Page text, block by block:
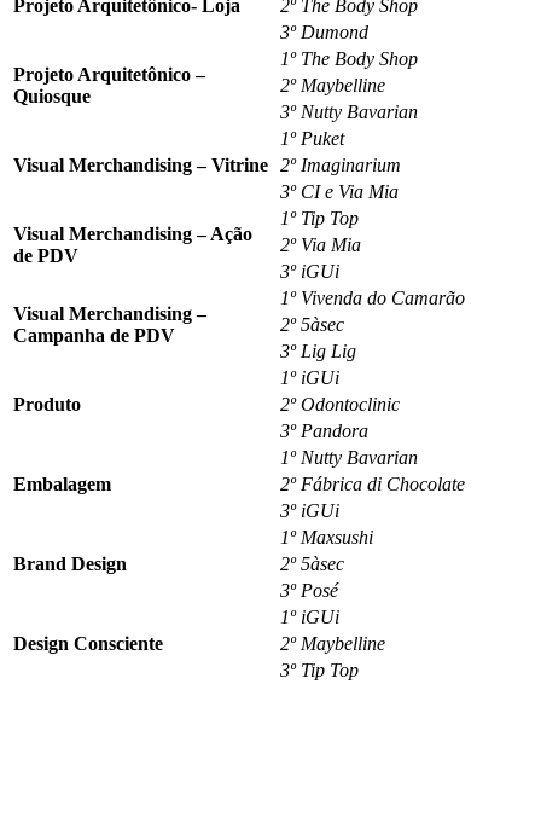
Projeto Arquitetônico- Loja
2º The Body Shop
3º Dumond
Projeto Arquitetônico –
Quiosque
1º The Body Shop
2º Maybelline
3º Nutty Bavarian
Visual Merchandising – Vitrine
1º Puket
2º Imaginarium
3º CI e Via Mia
Visual Merchandising – Ação
de PDV
1º Tip Top
2º Via Mia
3º iGUi
Visual Merchandising –
Campanha de PDV
1º Vivenda do Camarão
2º 5àsec
3º Lig Lig
Produto
1º iGUi
2º Odontoclinic
3º Pandora
Embalagem
1º Nutty Bavarian
2º Fábrica di Chocolate
3º iGUi
Brand Design
1º Maxsushi
2º 5àsec
3º Posé
Design Consciente
1º iGUi
2º Maybelline
3º Tip Top